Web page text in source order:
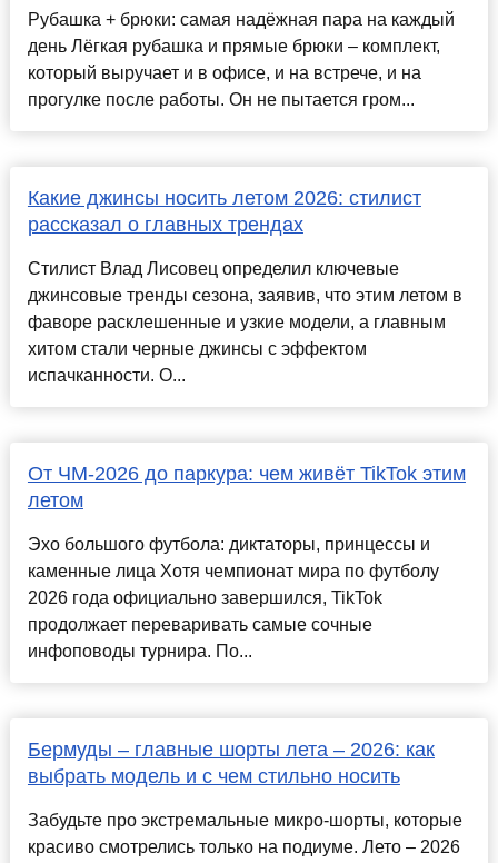
Рубашка + брюки: самая надёжная пара на каждый
день Лёгкая рубашка и прямые брюки – комплект,
который выручает и в офисе, и на встрече, и на
прогулке после работы. Он не пытается гром...
Какие джинсы носить летом 2026: стилист
рассказал о главных трендах
Стилист Влад Лисовец определил ключевые
джинсовые тренды сезона, заявив, что этим летом в
фаворе расклешенные и узкие модели, а главным
хитом стали черные джинсы с эффектом
испачканности. О...
От ЧМ-2026 до паркура: чем живёт TikTok этим
летом
Эхо большого футбола: диктаторы, принцессы и
каменные лица Хотя чемпионат мира по футболу
2026 года официально завершился, TikTok
продолжает переваривать самые сочные
инфоповоды турнира. По...
Бермуды – главные шорты лета – 2026: как
выбрать модель и с чем стильно носить
Забудьте про экстремальные микро-шорты, которые
красиво смотрелись только на подиуме. Лето – 2026